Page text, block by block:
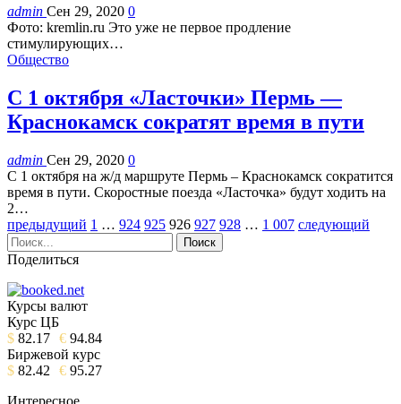
admin Сен 29, 2020 0
Фото: kremlin.ru Это уже не первое продление
стимулирующих…
Общество
С 1 октября «Ласточки» Пермь —
Краснокамск сократят время в пути
admin Сен 29, 2020 0
С 1 октября на ж/д маршруте Пермь – Краснокамск сократится
время в пути. Скоростные поезда «Ласточка» будут ходить на
2…
предыдущий 1 … 924 925 926 927 928 … 1 007 следующий
Поделиться
Курсы валют
Курс ЦБ
$ 82.17 € 94.84
Биржевой курс
$ 82.42 € 95.27
Интересное